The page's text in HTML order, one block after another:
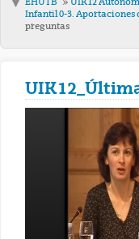
Infantil 0-3. Aportaciones
preguntas